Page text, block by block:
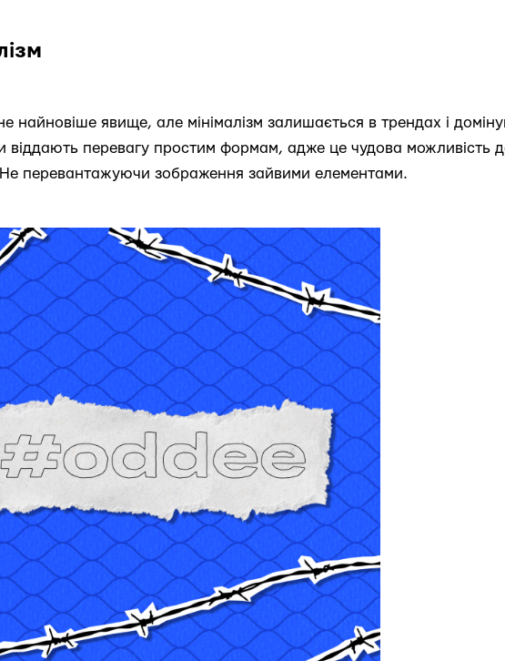
найновіше явище, але мінімалізм залишається в трендах і
віддають перевагу простим формам, адже це чудова можливість
Не перевантажуючи зображення зайвими елементами.